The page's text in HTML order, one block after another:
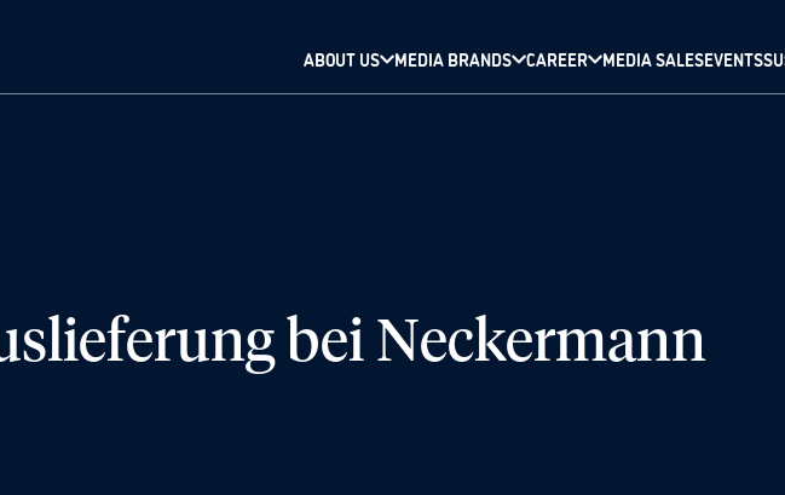
ABOUT US MEDIA BRANDS CAREER MEDIA SALESEVENTS
bei Neckermann